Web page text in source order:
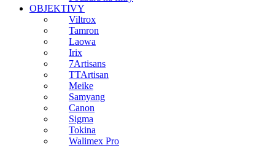
OBJEKTIVY
Viltrox
Tamron
Laowa
Irix
7Artisans
TTArtisan
Meike
Samyang
Canon
Sigma
Tokina
Walimex Pro